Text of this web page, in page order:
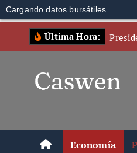
Cargando datos bursátiles...
Última Hora:
Economía